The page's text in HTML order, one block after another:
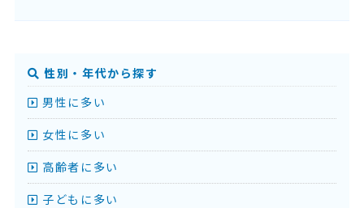
性別・年代から探す
男性に多い
女性に多い
高齢者に多い
子どもに多い